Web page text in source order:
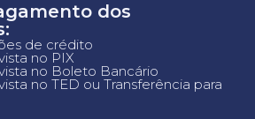
dos
de crédito
no PIX
no Boleto Bancário
no TED ou Transferência para